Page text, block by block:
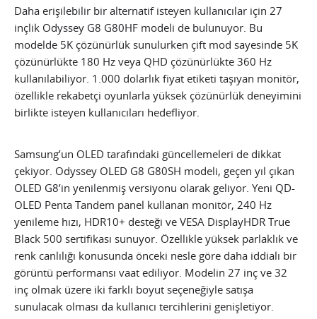
Daha erişilebilir bir alternatif isteyen kullanıcılar için 27
inçlik Odyssey G8 G80HF modeli de bulunuyor. Bu
modelde 5K çözünürlük sunulurken çift mod sayesinde 5K
çözünürlükte 180 Hz veya QHD çözünürlükte 360 Hz
kullanılabiliyor. 1.000 dolarlık fiyat etiketi taşıyan monitör,
özellikle rekabetçi oyunlarla yüksek çözünürlük deneyimini
birlikte isteyen kullanıcıları hedefliyor.
Samsung’un OLED tarafındaki güncellemeleri de dikkat
çekiyor. Odyssey OLED G8 G80SH modeli, geçen yıl çıkan
OLED G8’in yenilenmiş versiyonu olarak geliyor. Yeni QD-
OLED Penta Tandem panel kullanan monitör, 240 Hz
yenileme hızı, HDR10+ desteği ve VESA DisplayHDR True
Black 500 sertifikası sunuyor. Özellikle yüksek parlaklık ve
renk canlılığı konusunda önceki nesle göre daha iddialı bir
görüntü performansı vaat ediliyor. Modelin 27 inç ve 32
inç olmak üzere iki farklı boyut seçeneğiyle satışa
sunulacak olması da kullanıcı tercihlerini genişletiyor.